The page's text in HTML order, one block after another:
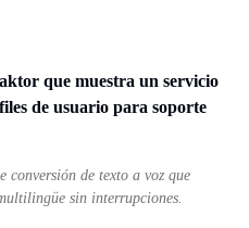
conversión de texto a voz que
sin interrupciones.